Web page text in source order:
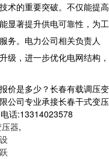
术的重要突破。不仅能提高
显著提升供电可靠性，为工
务。电力公司相关负责人
级，进一步优化电网结构，
价是多少？长春有载调压变
公司专业承接长春干式变压
话:13314023578
器,